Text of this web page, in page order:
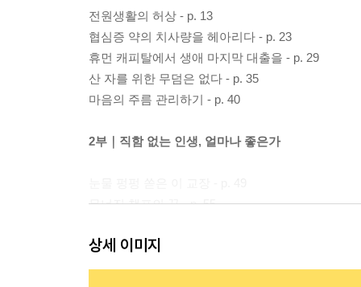
전원생활의 허상 - p. 13
협심증 약의 치사량을 헤아리다 - p. 23
휴먼 캐피탈에서 생애 마지막 대출을 - p. 29
산 자를 위한 무덤은 없다 - p. 35
마음의 주름 관리하기 - p. 40
2부｜직함 없는 인생, 얼마나 좋은가
무너진 챔프의 꿈 - p. 55
직함의 껍데기가 된 신사 - p. 67
‘호적 연령’에 집착하는 사회 - p. 74
상세 이미지